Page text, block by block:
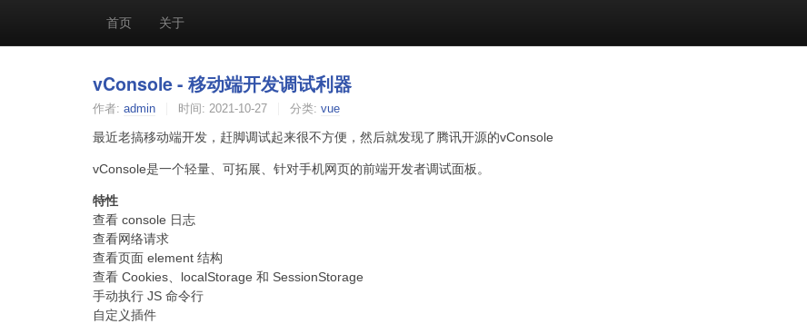
首页 关于
vConsole - 移动端开发调试利器
作者: admin 时间: 2021-10-27 分类: vue
最近老搞移动端开发，赶脚调试起来很不方便，然后就发现了腾讯开源的vConsole
vConsole是一个轻量、可拓展、针对手机网页的前端开发者调试面板。
特性
查看 console 日志
查看网络请求
查看页面 element 结构
查看 Cookies、localStorage 和 SessionStorage
手动执行 JS 命令行
自定义插件